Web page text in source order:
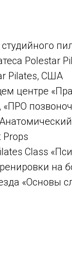
Polestar
Pilates, США
центре
«ПРО
Props
Class
на
«Основы